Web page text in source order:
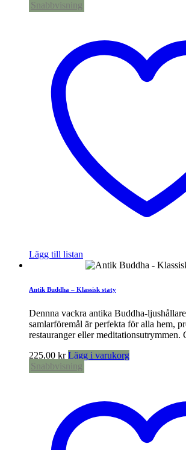
Snabbvisning
Lägg till listan
Antik Buddha – Klassisk staty
Dennna vackra antika Buddha-
samlarföremål är perfekta för alla hem,
restauranger eller meditationsutrymmen.
225,00 kr Lägg i varukorg
Snabbvisning